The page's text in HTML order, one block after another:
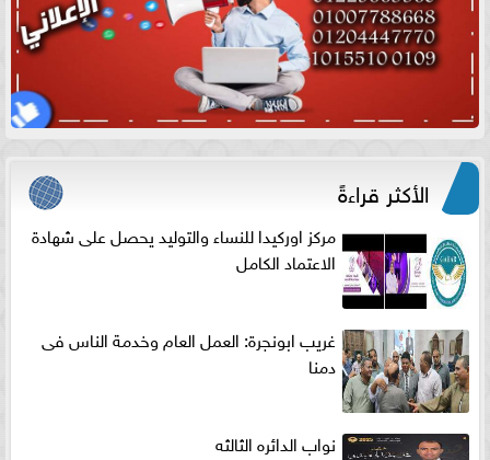
الأكثر قراءةً
مركز اوركيدا للنساء والتوليد يحصل على شهادة
الاعتماد الكامل
غريب ابونجرة: العمل العام وخدمة الناس فى
دمنا
نواب الدائره الثالثه